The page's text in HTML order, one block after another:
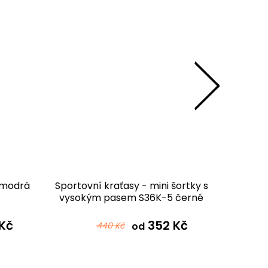
Sportovní kraťasy - mini šortky s
vysokým pasem S36K-5 černé
440 Kč od352 Kč